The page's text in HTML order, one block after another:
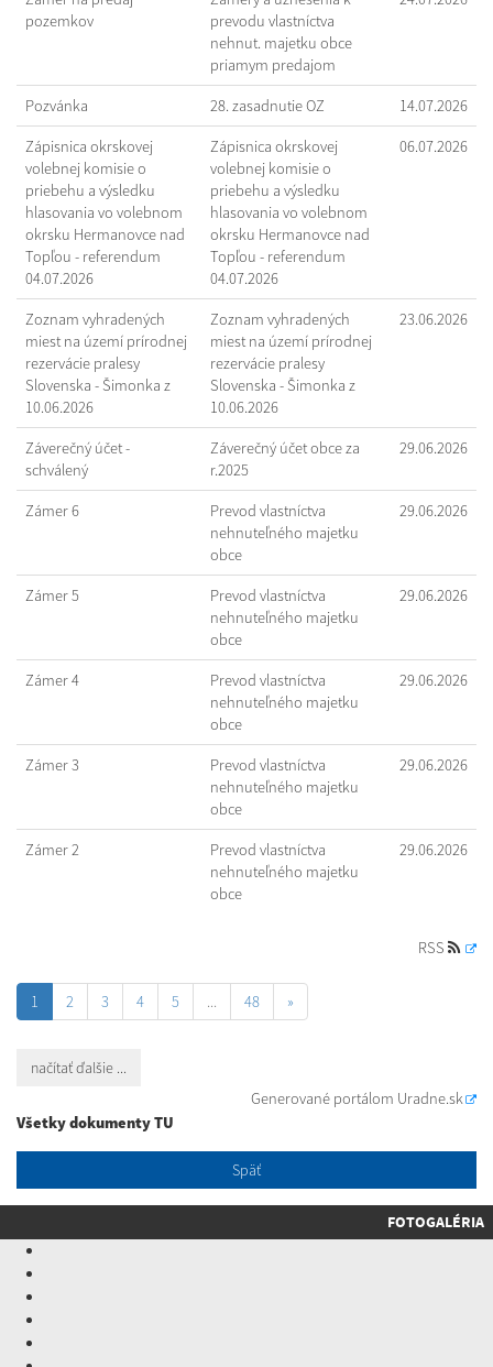
pozemkov
prevodu vlastníctva
nehnut. majetku obce
priamym predajom
Pozvánka 28. zasadnutie OZ 14.07.2026
Zápisnica okrskovej
volebnej komisie o
priebehu a výsledku
hlasovania vo volebnom
okrsku Hermanovce nad
Topľou - referendum
04.07.2026
Zápisnica okrskovej
volebnej komisie o
priebehu a výsledku
hlasovania vo volebnom
okrsku Hermanovce nad
Topľou - referendum
04.07.2026
06.07.2026
Zoznam vyhradených
miest na území prírodnej
rezervácie pralesy
Slovenska - Šimonka z
10.06.2026
Zoznam vyhradených
miest na území prírodnej
rezervácie pralesy
Slovenska - Šimonka z
10.06.2026
23.06.2026
Záverečný účet -
schválený
Záverečný účet obce za
r.2025
29.06.2026
Zámer 6
Prevod vlastníctva
nehnuteľného majetku
obce
29.06.2026
Zámer 5
Prevod vlastníctva
nehnuteľného majetku
obce
29.06.2026
Zámer 4
Prevod vlastníctva
nehnuteľného majetku
obce
29.06.2026
Zámer 3
Prevod vlastníctva
nehnuteľného majetku
obce
29.06.2026
Zámer 2
Prevod vlastníctva
nehnuteľného majetku
obce
29.06.2026
RSS
1 2 3 4 5 ... 48 »
načítať ďalšie ...
Generované portálom Uradne.sk
Všetky dokumenty TU
Späť
FOTOGALÉRIA